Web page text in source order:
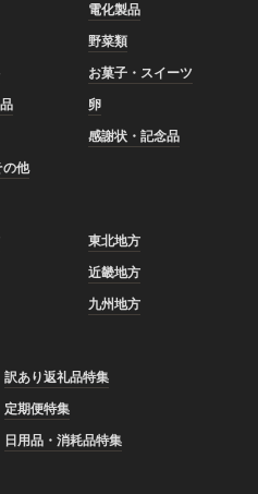
電化製品
野菜類
お菓子・スイーツ
卵
感謝状・記念品
の他
東北地方
近畿地方
九州地方
訳あり返礼品特集
定期便特集
日用品・消耗品特集